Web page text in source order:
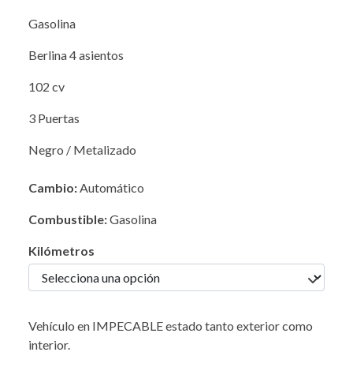
Gasolina
Berlina 4 asientos
102 cv
3 Puertas
Negro / Metalizado
Cambio: Automático
Combustible:Gasolina
Kilómetros
Vehículo en IMPECABLE estado tanto exterior como
interior.